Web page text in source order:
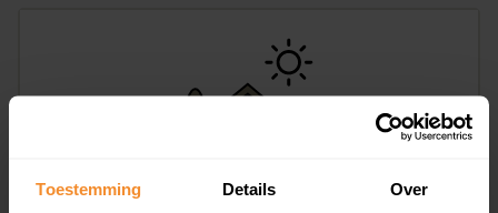
Toestemming Details Over
Lijnbaan 3, Heiloo